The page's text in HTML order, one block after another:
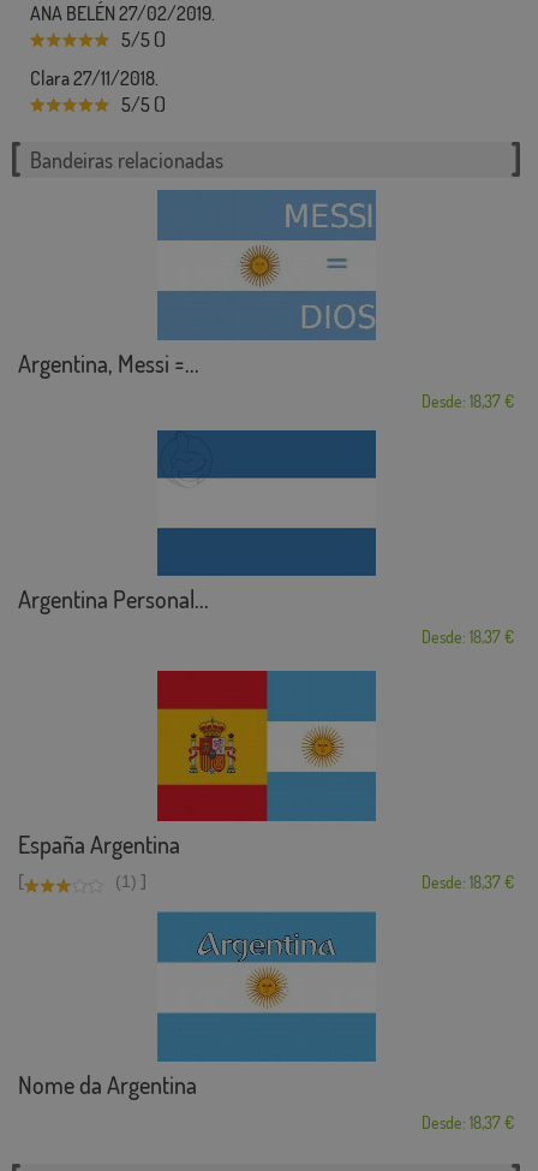
ANA BELÉN 27/02/2019.
5/5 ()
Clara 27/11/2018.
5/5 ()
Bandeiras relacionadas
Argentina, Messi =...
Desde: 18,37 €
Argentina Personal...
Desde: 18,37 €
España Argentina
[ (1) ] Desde: 18,37 €
Nome da Argentina
Desde: 18,37 €